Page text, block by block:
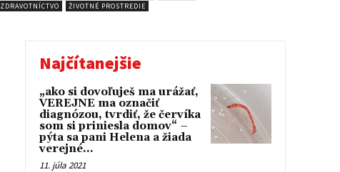
ZDRAVOTNÍCTVO ŽIVOTNÉ PROSTREDIE
Najčítanejšie
„ako si dovoľuješ ma urážať,
VEREJNE ma označiť
diagnózou, tvrdiť, že červíka
som si priniesla domov“ –
pýta sa pani Helena a žiada
verejné...
11. júla 2021